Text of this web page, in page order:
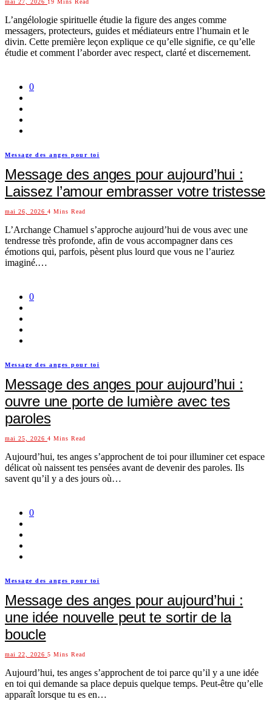
mai 27, 2026 19 Mins Read
L’angélologie spirituelle étudie la figure des anges comme
messagers, protecteurs, guides et médiateurs entre l’humain et le
divin. Cette première leçon explique ce qu’elle signifie, ce qu’elle
étudie et comment l’aborder avec respect, clarté et discernement.
0
Message des anges pour toi
Message des anges pour aujourd’hui :
Laissez l’amour embrasser votre tristesse
mai 26, 2026 4 Mins Read
L’Archange Chamuel s’approche aujourd’hui de vous avec une
tendresse très profonde, afin de vous accompagner dans ces
émotions qui, parfois, pèsent plus lourd que vous ne l’auriez
imaginé.…
0
Message des anges pour toi
Message des anges pour aujourd’hui :
ouvre une porte de lumière avec tes
paroles
mai 25, 2026 4 Mins Read
Aujourd’hui, tes anges s’approchent de toi pour illuminer cet espace
délicat où naissent tes pensées avant de devenir des paroles. Ils
savent qu’il y a des jours où…
0
Message des anges pour toi
Message des anges pour aujourd’hui :
une idée nouvelle peut te sortir de la
boucle
mai 22, 2026 5 Mins Read
Aujourd’hui, tes anges s’approchent de toi parce qu’il y a une idée
en toi qui demande sa place depuis quelque temps. Peut-être qu’elle
apparaît lorsque tu es en…